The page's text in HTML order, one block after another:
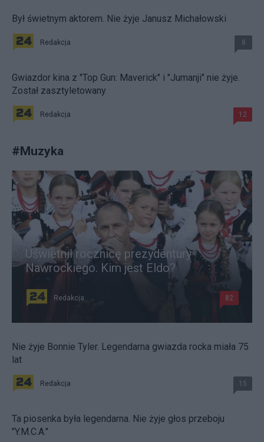
Był świetnym aktorem. Nie żyje Janusz Michałowski
Redakcja 8
Gwiazdor kina z "Top Gun: Maverick" i "Jumanji" nie żyje.
Został zasztyletowany
Redakcja 12
#Muzyka
Uświetnił rocznicę prezydentury
Nawrockiego. Kim jest Eldo?
Redakcja 82
Nie żyje Bonnie Tyler. Legendarna gwiazda rocka miała 75
lat
Redakcja 15
Ta piosenka była legendarna. Nie żyje głos przeboju
"Y.M.C.A."